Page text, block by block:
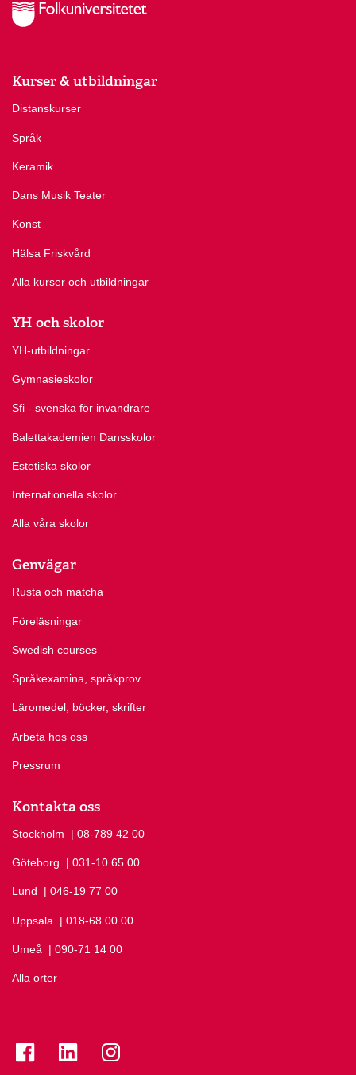
Kurser & utbildningar
Distanskurser
Språk
Keramik
Dans Musik Teater
Konst
Hälsa Friskvård
Alla kurser och utbildningar
YH och skolor
YH-utbildningar
Gymnasieskolor
Sfi - svenska för invandrare
Balettakademien Dansskolor
Estetiska skolor
Internationella skolor
Alla våra skolor
Genvägar
Rusta och matcha
Föreläsningar
Swedish courses
Språkexamina, språkprov
Läromedel, böcker, skrifter
Arbeta hos oss
Pressrum
Kontakta oss
Stockholm Ring Stockholm på
| 08-789 42 00
Göteborg Ring Göteborg på
| 031-10 65 00
Lund Ring Lund på
| 046-19 77 00
Uppsala Ring Uppsala på
| 018-68 00 00
Umeå Ring Umeå på
| 090-71 14 00
Alla orter
Se folkuniversitetet på Facebook
Se folkuniversitetet på LinkedIn